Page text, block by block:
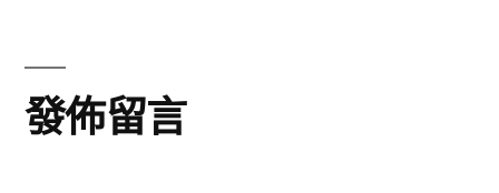
發佈留言